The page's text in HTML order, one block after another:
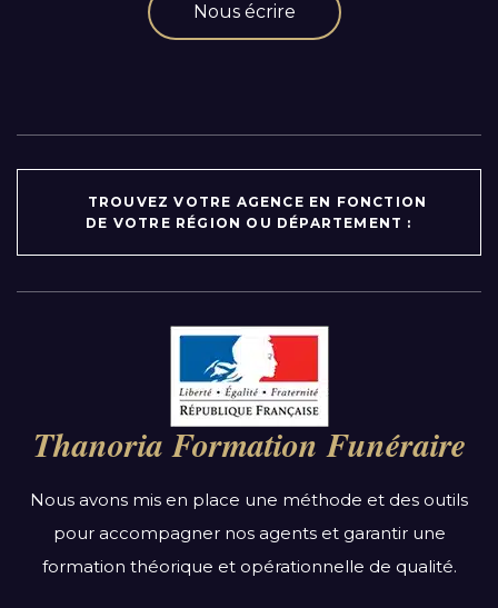
Nous écrire
TROUVEZ VOTRE AGENCE EN FONCTION
DE VOTRE RÉGION OU DÉPARTEMENT :
Auvergne-Rhône-Alpes
Bourgogne-Franche-Comté
Bretagne
Centre-Val de Loire
Grand Est
Hauts-de-France
Thanoria Formation Funéraire
Nous avons mis en place une méthode et des outils
pour accompagner nos agents et garantir une
formation théorique et opérationnelle de qualité.